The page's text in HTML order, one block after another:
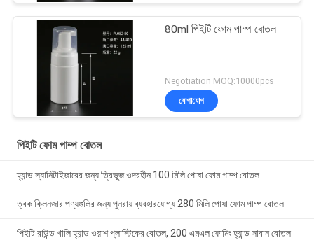
80ml পিইটি ফোম পাম্প বোতল
Negotiation MOQ:10000pcs
যোগাযোগ
পিইটি ফোম পাম্প বোতল
হ্যান্ড স্যানিটাইজারের জন্য ত্রিভুজ ওদরহীন 100 মিলি পোষা ফোম পাম্প বোতল
ত্বক ক্লিনজার পণ্যগুলির জন্য পুনরায় ব্যবহারযোগ্য 280 মিলি পোষা ফোম পাম্প বোতল
পিইটি রাউন্ড খালি হ্যান্ড ওয়াশ প্লাস্টিকের বোতল, 200 এমএল ফোমিং হ্যান্ড সাবান বোতল